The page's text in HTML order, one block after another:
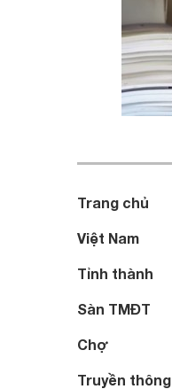
Trang chủ
Việt Nam
Tỉnh thành
Sàn TMĐT
Chợ
Truyền thông